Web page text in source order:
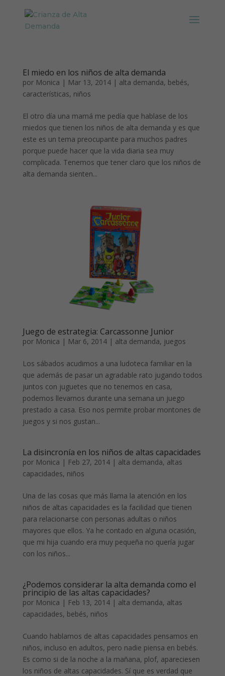
El miedo en los niños de alta demanda
por Monica | Mar 13, 2014| alta demanda, bebés,
características, niños
El otro día una mamá me pedía que hablase de los
miedos que tienen los niños de alta demanda y es que
este es un tema preocupante para muchos padres
porque puede hacer que la vida diaria sea muy
complicada. Tenemos que tener claro que los niños de
alta demanda sienten...
Juego de estrategia: Carcassonne Junior
por Monica | Mar 6, 2014| alta demanda, juegos
Los sábados acudimos a una ludoteca familiar en la
que además de pasar un agradable rato jugando todos
juntos con juguetes que no tenemos en casa,
podemos llevarnos durante una semana un juego
prestado a casa. Eso nos permite probar montones de
juegos y si nos gustan...
La disincronía en los niños de altas capacidades
por Monica | Feb 27, 2014| alta demanda, altas
capacidades, niños
Una de las cosas que más llama la atención en los
niños de altas capacidades es la facilidad que tienen
para relacionarse con personas adultas o niños
mayores que ellos. Ya he contado en alguna ocasión,
que mi hija cuando era muy pequeña no quería jugar
con los niños...
¿Podemos considerar la alta demanda como el
principio de las altas capacidades?
por Monica | Feb 13, 2014| alta demanda, altas
capacidades, bebés, niños
Cuando hablamos de altas capacidades pensamos en
niños, incluso en adultos, pero nadie piensa en bebés.
Es como si de la noche a la mañana, plof, apareciesen
los niños de altas capacidades. Sí que es verdad que